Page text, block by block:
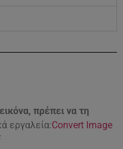
εικόνα, πρέπει να τη
εργαλεία:Convert Image